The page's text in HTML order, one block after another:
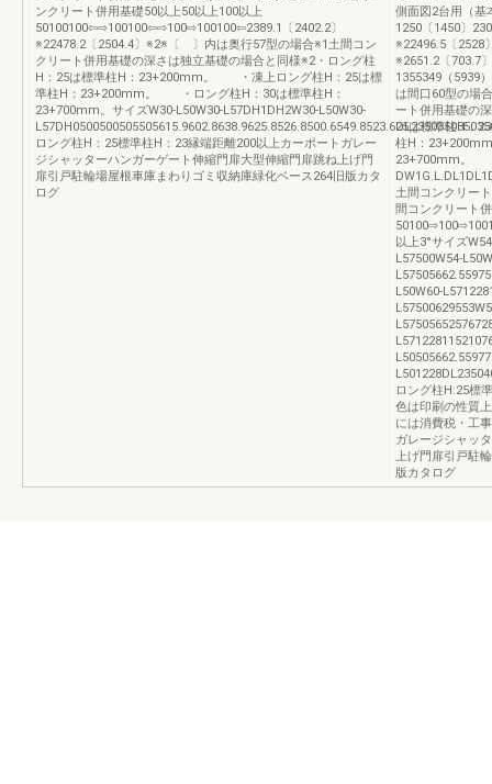
ンクリート併用基礎50以上50以上100以上
50100100⇦⇨100100⇦⇨100⇨100100⇦2389.1〔2402.2〕
※22478.2〔2504.4〕※2※〔 〕内は奥行57型の場合※1土間コン
クリート併用基礎の深さは独立基礎の場合と同様※2・ロング柱
H：25は標準柱H：23+200mm。 ・凍上ロング柱H：25は標
準柱H：23+200mm。 ・ロング柱H：30は標準柱H：
23+700mm。サイズW30-L50W30-L57DH1DH2W30-L50W30-
ロング柱H：25標準柱H：23縁端距離200以上カーポートガレー
ジシャッターハンガーゲート伸縮門扉大型伸縮門扉跳ね上げ門
扉引戸駐輪場屋根車庫まわりゴミ収納庫緑化ベース264旧版カタ
ログ
側面図2台用（基
1250〔1450〕
※22496.5〔2528
※2651.2〔703.7
1355349（5939
は間口60型の場
ート併用基礎の
25は標準柱H：
柱H：
23+700mm。
土間コンクリー
間コンクリート
以上3°サイズ
L57500W54-
L50W60-
ロング柱H:25標
色は印刷の性質
には消費税・工
ガレージシャッ
上げ門扉引戸駐
版カタログ